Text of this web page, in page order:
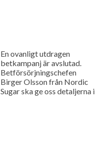
En ovanligt utdragen
betkampanj är avslutad.
Betförsörjningschefen
Birger Olsson från Nordic
Sugar ska ge oss detaljerna i